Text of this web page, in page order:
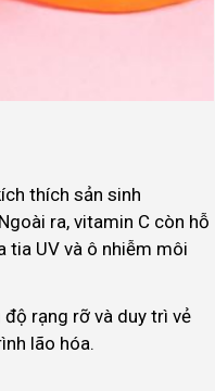
thích sản sinh
ra, vitamin C còn hỗ
tia UV và ô nhiễm môi
rạng rỡ và duy trì vẻ
lão hóa.